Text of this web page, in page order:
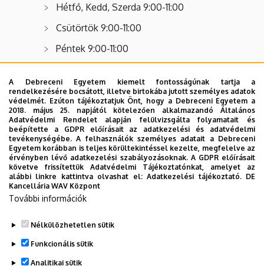
Hétfő, Kedd, Szerda 9:00-11:00
Csütörtök 9:00-11:00
Péntek 9:00-11:00
Oktatási Dékánhelyettes fogadóórája -
kizárólag szorgalmi időszakban
Szerda 13:00, e-mailen történő előzetes
bejelentkezés szükséges,to@inf.unideb.hu
Dékán fogadóórája
e-mailen történő előzetes bejelentkezés
Legutóbbi frissítés: 2026. 07. 28. 09:18
A Debreceni Egyetem kiemelt fontosságúnak tartja a
rendelkezésére bocsátott, illetve birtokába jutott személyes adatok
védelmét. Ezúton tájékoztatjuk Önt, hogy a Debreceni Egyetem a
2018. május 25. napjától kötelezően alkalmazandó Általános
Adatvédelmi Rendelet alapján felülvizsgálta folyamatait és
beépítette a GDPR előírásait az adatkezelési és adatvédelmi
tevékenységébe. A felhasználók személyes adatait a Debreceni
Egyetem korábban is teljes körültekintéssel kezelte, megfelelve az
érvényben lévő adatkezelési szabályozásoknak. A GDPR előírásait
követve frissítettük Adatvédelmi Tájékoztatónkat, amelyet az
alábbi linkre kattintva olvashat el:Adatkezelési tájékoztató. DE
Kancellária WAV Központ
További információk
Nélkülözhetetlen sütik
Funkcionális sütik
Analitikai sütik